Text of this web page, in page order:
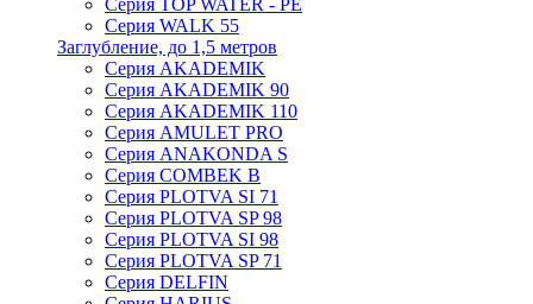
Серия TOP WATER - PE
Серия WALK 55
Заглубление, до 1,5 метров
Серия AKADEMIK
Серия AKADEMIK 90
Серия AKADEMIK 110
Серия AMULET PRO
Серия ANAKONDA S
Серия COMBEK B
Серия PLOTVA SI 71
Серия PLOTVA SP 98
Серия PLOTVA SI 98
Серия PLOTVA SP 71
Серия DELFIN